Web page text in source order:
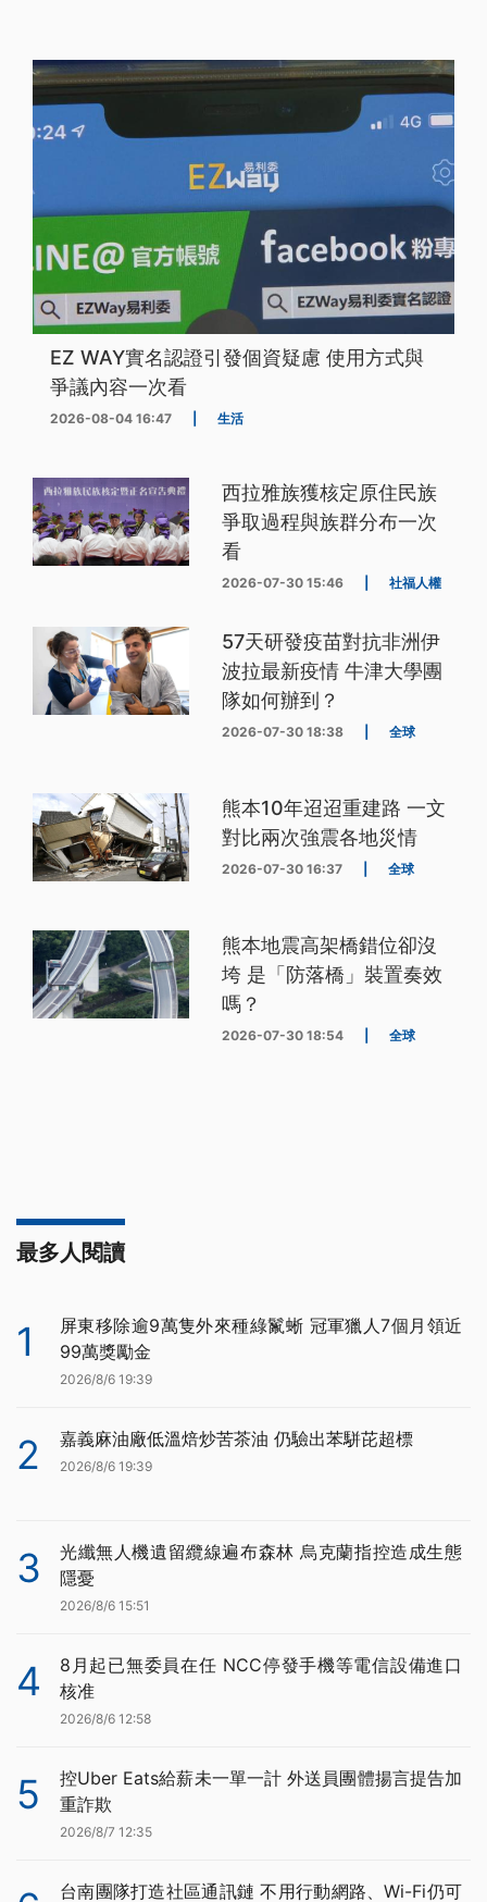
EZ WAY實名認證引發個資疑慮 使用方式與
爭議內容一次看
2026-08-04 16:47 生活
西拉雅族獲核定原住民族
爭取過程與族群分布一次
看
2026-07-30 15:46 社福人權
57天研發疫苗對抗非洲伊
波拉最新疫情 牛津大學團
隊如何辦到？
2026-07-30 18:38 全球
熊本10年迢迢重建路 一文
對比兩次強震各地災情
2026-07-30 16:37 全球
熊本地震高架橋錯位卻沒
垮 是「防落橋」裝置奏效
嗎？
2026-07-30 18:54 全球
最多人閱讀
1
屏東移除逾9萬隻外來種綠鬣蜥 冠軍獵人7個月領近
99萬獎勵金
2026/8/6 19:39
2 嘉義麻油廠低溫焙炒苦茶油 仍驗出苯駢芘超標
2026/8/6 19:39
3
光纖無人機遺留纜線遍布森林 烏克蘭指控造成生態
隱憂
2026/8/6 15:51
4
8月起已無委員在任 NCC停發手機等電信設備進口
核准
2026/8/6 12:58
5
控Uber Eats給薪未一單一計 外送員團體揚言提告加
重詐欺
2026/8/7 12:35
台南團隊打造社區通訊鏈 不用行動網路、Wi-Fi仍可